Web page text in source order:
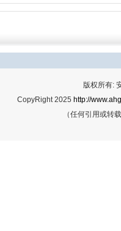
版权所有:
CopyRight 2025 http://
（任何引用或转